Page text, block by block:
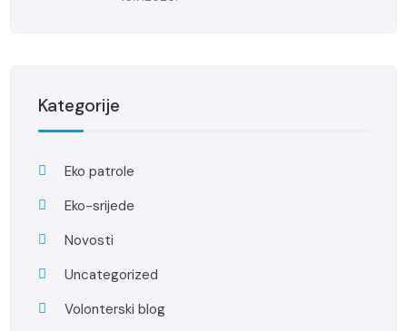
Kategorije
Eko patrole
Eko-srijede
Novosti
Uncategorized
Volonterski blog